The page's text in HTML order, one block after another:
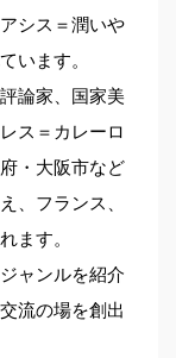
シス＝潤いや
います。
論家、国家美
ス＝カレーロ
・大阪市など
、フランス、
ます。
ャンルを紹介
流の場を創出